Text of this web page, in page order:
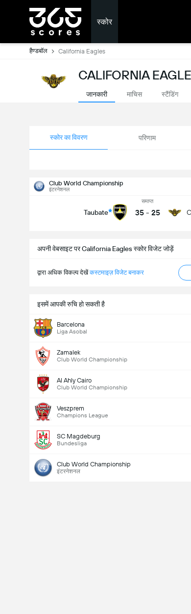
स्कोर
हैण्डबॉल California Eagles
CALIFORNIA
जानकारी माचिस स्टैंडिंग
स्कोर का विवरण परिणाम
Club World Championship
इंटरनेशनल
Taubate
समाप्त
35 - 25
अपनी वेबसाइट पर California Eagles स्कोर विजेट जोड़ें
द्वारा अधिक विकल्प देखेंकस्टमाइज़ विजेट बनाकर
इसमें आपकी रुचि हो सकती है
Barcelona
Liga Asobal
Zamalek
Club World Championship
Al Ahly Cairo
Club World Championship
Veszprem
Champions League
SC Magdeburg
Bundesliga
Club World Championship
इंटरनेशनल